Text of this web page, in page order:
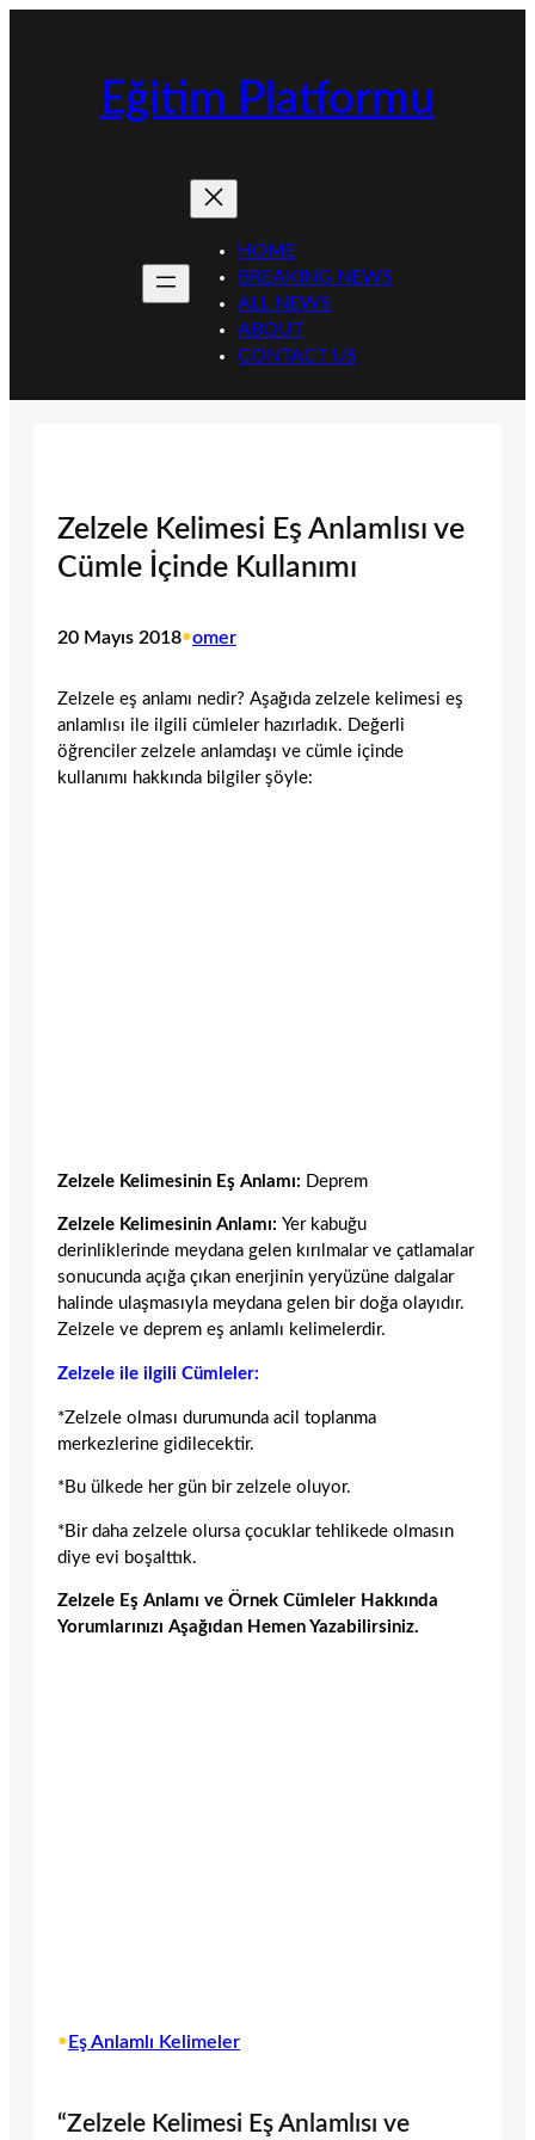
Eğitim Platformu
HOME
BREAKING NEWS
ALL NEWS
ABOUT
CONTACT US
Zelzele Kelimesi Eş Anlamlısı ve
Cümle İçinde Kullanımı
20 Mayıs 2018•omer
Zelzele eş anlamı nedir? Aşağıda zelzele kelimesi eş
anlamlısı ile ilgili cümleler hazırladık. Değerli
öğrenciler zelzele anlamdaşı ve cümle içinde
kullanımı hakkında bilgiler şöyle:
Zelzele Kelimesinin Eş Anlamı: Deprem
Zelzele Kelimesinin Anlamı: Yer kabuğu
derinliklerinde meydana gelen kırılmalar ve çatlamalar
sonucunda açığa çıkan enerjinin yeryüzüne dalgalar
halinde ulaşmasıyla meydana gelen bir doğa olayıdır.
Zelzele ve deprem eş anlamlı kelimelerdir.
Zelzele ile ilgili Cümleler:
*Zelzele olması durumunda acil toplanma
merkezlerine gidilecektir.
*Bu ülkede her gün bir zelzele oluyor.
*Bir daha zelzele olursa çocuklar tehlikede olmasın
diye evi boşalttık.
Zelzele Eş Anlamı ve Örnek Cümleler Hakkında
Yorumlarınızı Aşağıdan Hemen Yazabilirsiniz.
• Eş Anlamlı Kelimeler
“Zelzele Kelimesi Eş Anlamlısı ve